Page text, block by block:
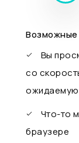
Возможные
Вы
со
ожидаемую
Что-то
браузере